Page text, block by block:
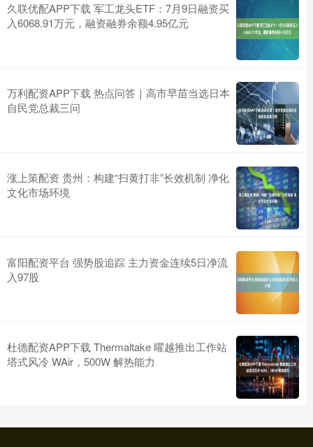
久联优配APP下载 军工龙头ETF：7月9日融资买
入6068.91万元，融资融券余额4.95亿元
万利配资APP下载 热点问答｜高市早苗当选日本
自民党总裁三问
涨上策配资 贵州：构建“扫黄打非”长效机制 净化
文化市场环境
富阳配资平台 强势股追踪 主力资金连续5日净流
入97股
杜德配资APP下载 Thermaltake 曜越推出工作站
塔式风冷 WAir，500W 解热能力